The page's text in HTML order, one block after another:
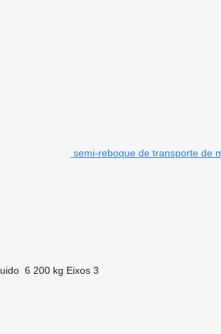
semi-reboque de transporte de
6 200 kg Eixos 3